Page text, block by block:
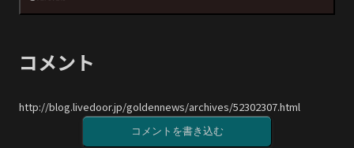
コメント
http://blog.livedoor.jp/goldennews/archives/52302307.html
コメントを書き込む